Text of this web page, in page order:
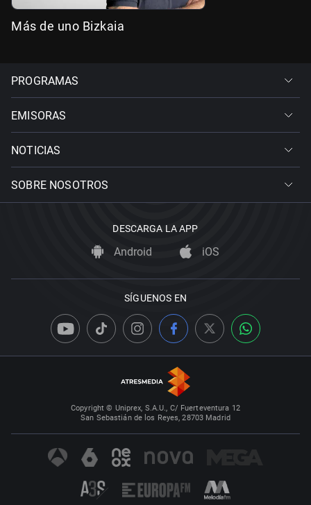
Más de uno Bizkaia
PROGRAMAS
EMISORAS
NOTICIAS
SOBRE NOSOTROS
DESCARGA LA APP
Android iOS
SÍGUENOS EN
Copyright © Uniprex, S.A.U., C/ Fuerteventura 12
San Sebastián de los Reyes, 28703 Madrid